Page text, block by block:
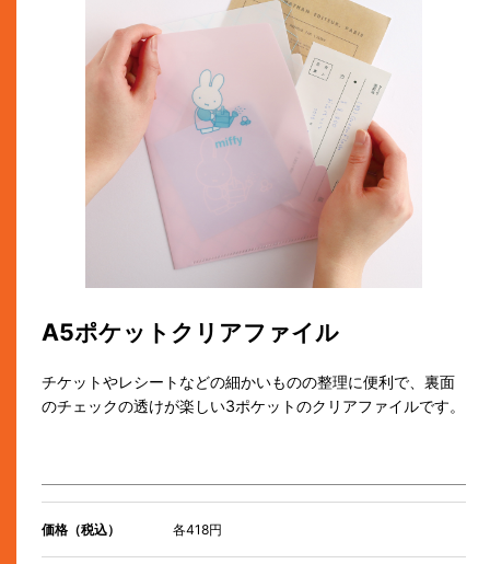
A5ポケットクリアファイル
チケットやレシートなどの細かいものの整理に便利で、裏面
のチェックの透けが楽しい3ポケットのクリアファイルです。
価格（税込） 各418円